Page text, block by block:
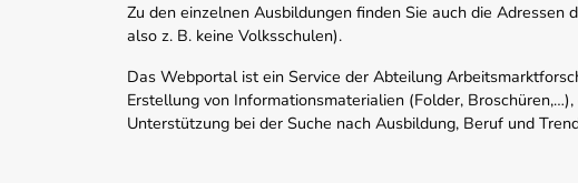
Zu den einzelnen Ausbildungen finden Sie auch die
also z. B. keine Volksschulen).
Das Webportal ist ein Service der Abteilung
Erstellung von Informationsmaterialien (Folder,
Unterstützung bei der Suche nach Ausbildung, Beruf und